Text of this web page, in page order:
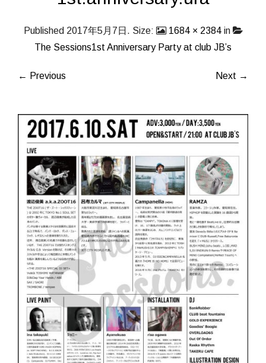
Published 2017年5月7日 . Size: 1684 × 2384in
The Sessions1st Anniversary Party at club JB’s
← Previous Next →